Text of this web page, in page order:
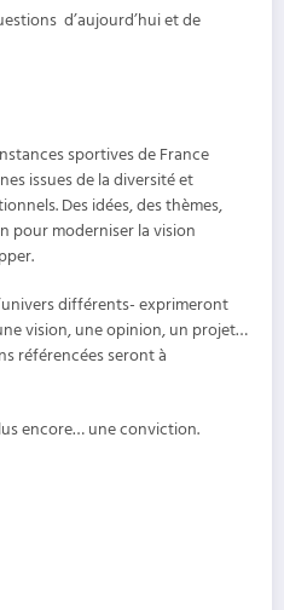
d’aujourd’hui et de
sportives de France
issues de la diversité et
Des idées, des thèmes,
pour moderniser la vision
différents- exprimeront
vision, une opinion, un projet…
référencées seront à
encore… une conviction.